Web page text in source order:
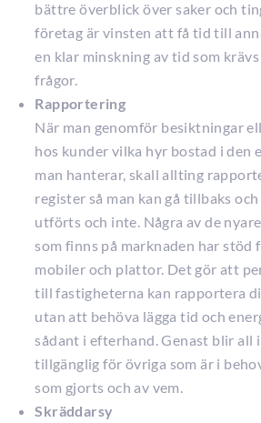
bättre överblick över saker och
företag är vinsten att få tid till
en klar minskning av tid som
frågor.
Rapportering
När man genomför besiktningar
hos kunder vilka hyr bostad i den
man hanterar, skall allting
register så man kan gå tillbaks och
utförts och inte. Några av de
som finns på marknaden har stöd
mobiler och plattor. Det gör att
till fastigheterna kan rapportera
utan att behöva lägga tid och
sådant i efterhand. Genast blir all
tillgänglig för övriga som är i
som gjorts och av vem.
Skräddarsy